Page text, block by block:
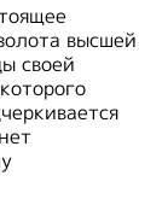
высшей
своей